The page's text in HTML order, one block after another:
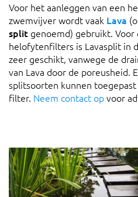
Voor het aanleggen van een
zwemvijver wordt vaak Lava
split genoemd) gebruikt. Voor
helofytenfilters is Lavasplit in
zeer geschikt, vanwege de
van Lava door de poreusheid.
splitsoorten kunnen
filter. Neem contact opvoor